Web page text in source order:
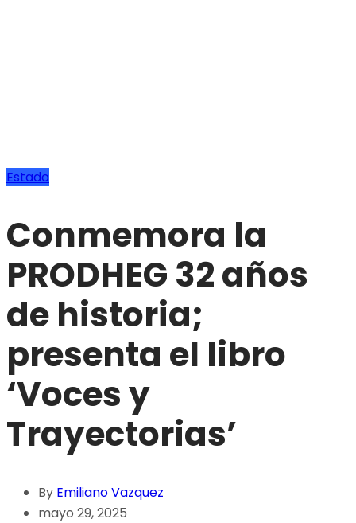
Estado
Conmemora la
PRODHEG 32 años
de historia;
presenta el libro
‘Voces y
Trayectorias’
By Emiliano Vazquez
mayo 29, 2025